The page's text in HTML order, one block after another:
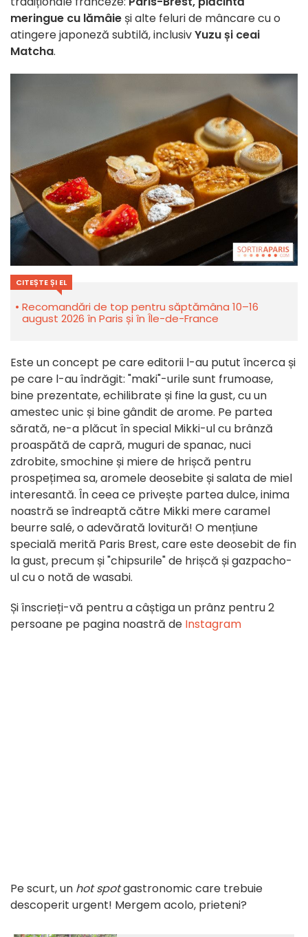
meringue cu lămâie și alte feluri de mâncare cu o
atingere japoneză subtilă, inclusivYuzu și ceai
Matcha.
CITEȘTE ȘI EL
Recomandări de top pentru săptămâna 10–16
august 2026 în Paris și în Île-de-France
Este un concept pe care editorii l-au putut încerca și
pe care l-au îndrăgit: "maki"-urile sunt frumoase,
bine prezentate, echilibrate și fine la gust, cu un
amestec unic și bine gândit de arome. Pe partea
sărată, ne-a plăcut în special Mikki-ul cu brânză
proaspătă de capră, muguri de spanac, nuci
zdrobite, smochine și miere de hrișcă pentru
prospețimea sa, aromele deosebite și salata de miel
interesantă. În ceea ce privește partea dulce, inima
noastră se îndreaptă către Mikki mere caramel
beurre salé, o adevărată lovitură! O mențiune
specială merită Paris Brest, care este deosebit de fin
la gust, precum și "chipsurile" de hrișcă și gazpacho-
ul cu o notă de wasabi.
Și înscrieți-vă pentru a câștiga un prânz pentru 2
persoane pe pagina noastră de Instagram
Pe scurt, un hot spotgastronomic care trebuie
descoperit urgent! Mergem acolo, prieteni?